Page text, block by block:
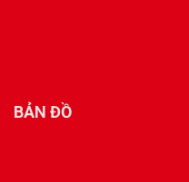
BẢN ĐỒ